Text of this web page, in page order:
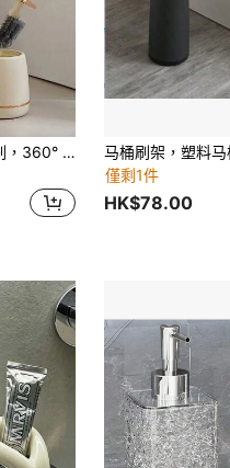
1 件装多用途抗菌马桶刷，360° 高密度抗菌刷毛，深入缝隙，浴室马桶刷清洁用品，独特的浴室装饰和清洁工具，浴室配件，马桶刷，非接触式马桶刷，一次性马桶刷，硅胶马桶刷，长柄马桶刷，伸缩马桶刷
僅剩1件
HK$78.00